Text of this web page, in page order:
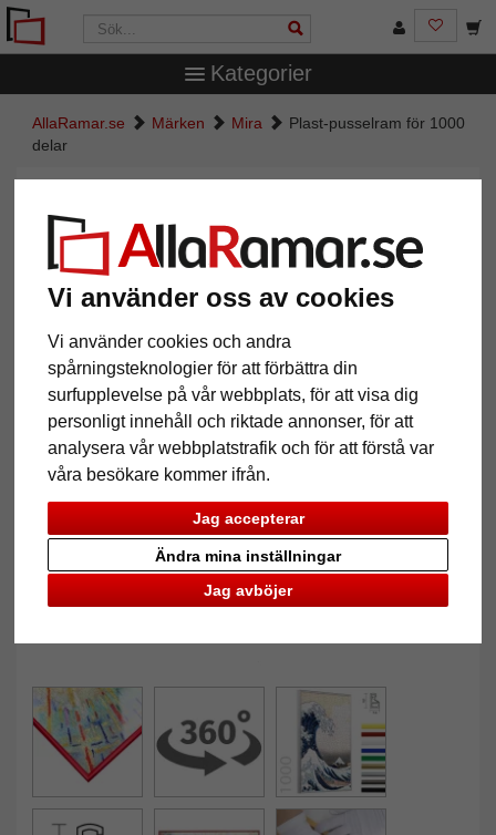
Vi använder oss av cookies
Vi använder cookies och andra
spårningsteknologier för att förbättra din
surfupplevelse på vår webbplats, för att visa dig
personligt innehåll och riktade annonser, för att
analysera vår webbplatstrafik och för att förstå var
våra besökare kommer ifrån.
Jag accepterar
Jag avböjer
Ändra mina inställningar
Kategorier
AllaRamar.se Märken Mira
Plast-pusselram för 1000
delar
Tillbaka